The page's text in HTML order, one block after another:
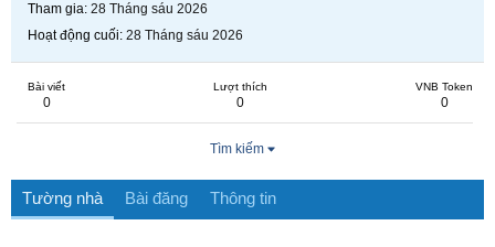
Tham gia 28 Tháng sáu 2026
Hoạt động cuối 28 Tháng sáu 2026
Bài viết
0
Lượt thích
0
VNB Token
0
Tìm kiếm
Tường nhà Bài đăng Thông tin